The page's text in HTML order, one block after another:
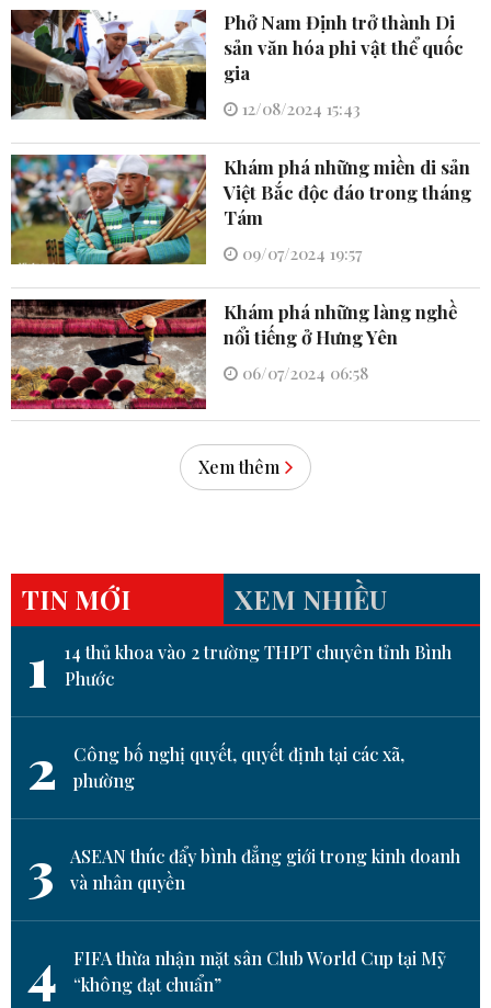
Phở Nam Định trở thành Di
sản văn hóa phi vật thể quốc
gia
12/08/2024 15:43
Khám phá những miền di sản
Việt Bắc độc đáo trong tháng
Tám
09/07/2024 19:57
Khám phá những làng nghề
nổi tiếng ở Hưng Yên
06/07/2024 06:58
Xem thêm
TIN MỚI XEM NHIỀU
1
14 thủ khoa vào 2 trường THPT chuyên tỉnh Bình
Phước
2
Công bố nghị quyết, quyết định tại các xã,
phường
3
ASEAN thúc đẩy bình đẳng giới trong kinh doanh
và nhân quyền
4
FIFA thừa nhận mặt sân Club World Cup tại Mỹ
“không đạt chuẩn”